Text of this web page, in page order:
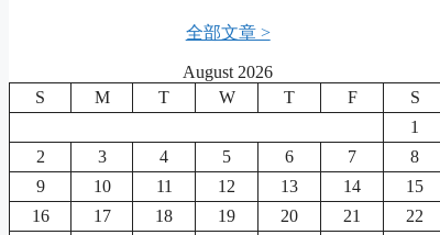
全部文章 >
August 2026
S
M T W T F
S
1
2
3 4 5 6 7
8
9
10 11 12 13 14
15
16
17 18 19 20 21
22